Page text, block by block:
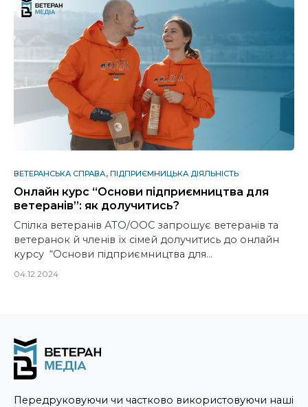
ВЕТЕРАНСЬКА СПРАВА ПІДПРИЄМНИЦЬКА ДІЯЛЬНІСТЬ
Онлайн курс “Основи підприємництва для
ветеранів”: як долучитись?
Спілка ветеранів АТО/ООС запрошує ветеранів та
ветеранок й членів їх сімей долучитись до онлайн
курсу “Основи підприємництва для…
04.12.2024
Передруковуючи чи частково використовуючи наші